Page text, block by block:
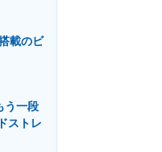
線
載のビ
う一段
ストレ